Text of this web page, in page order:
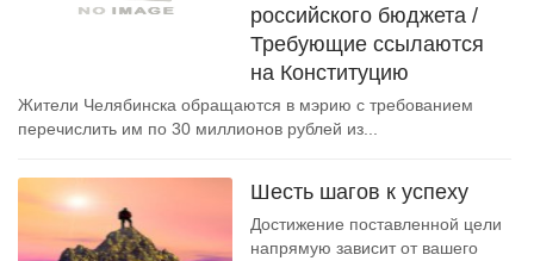
российского бюджета /
Требующие ссылаются
на Конституцию
Жители Челябинска обращаются в мэрию с требованием
перечислить им по 30 миллионов рублей из...
Шесть шагов к успеху
Достижение поставленной цели
напрямую зависит от вашего